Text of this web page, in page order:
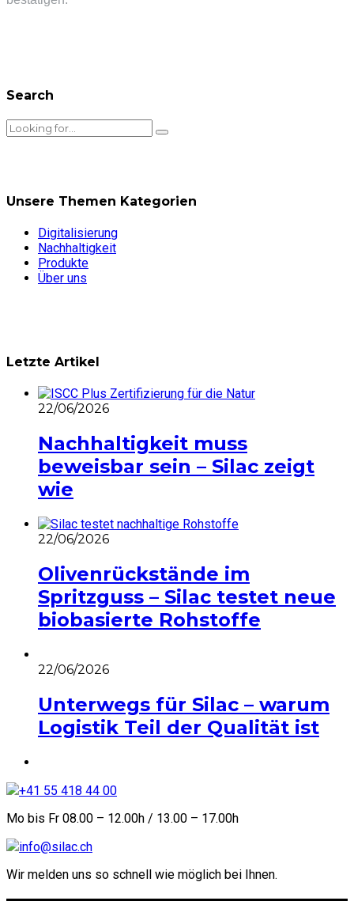
Search
Unsere Themen Kategorien
Digitalisierung
Nachhaltigkeit
Produkte
Über uns
Letzte Artikel
22/06/2026
Nachhaltigkeit muss
beweisbar sein – Silac zeigt
wie
22/06/2026
Olivenrückstände im
Spritzguss – Silac testet neue
biobasierte Rohstoffe
22/06/2026
Unterwegs für Silac – warum
Logistik Teil der Qualität ist
+41 55 418 44 00
Mo bis Fr 08.00 – 12.00h / 13.00 – 17.00h
info@silac.ch
Wir melden uns so schnell wie möglich bei Ihnen.